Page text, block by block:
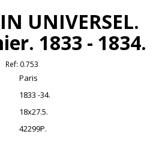
UNIVERSEL.
1833 - 1834.
Ref: 0.753
Paris
1833 -34.
18x27.5.
42299P.